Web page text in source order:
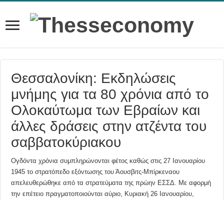
Θεσσαλονίκη: Εκδηλώσεις
μνήμης για τα 80 χρόνια από το
Ολοκαύτωμα των Εβραίων και
άλλες δράσεις στην ατζέντα του
σαββατοκύριακου
Ογδόντα χρόνια συμπληρώνονται φέτος καθώς στις 27 Ιανουαρίου
1945 το στρατόπεδο εξόντωσης του Άουσβιτς-Μπίρκεναου
απελευθερώθηκε από τα στρατεύματα της πρώην ΕΣΣΔ. Με αφορμή
την επέτειο πραγματοποιούνται αύριο, Κυριακή 26 Ιανουαρίου,